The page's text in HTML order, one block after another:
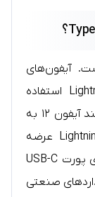
آیفون‌های
قدیمی‌تر از کابل USB Type-A به Lightning استفاده
می‌کنند، در حالی که مدل‌های جدیدتر (مانند آیفون ۱۲ به
بعد) همراه با کابل USB Type-C به Lightning عرضه
می‌شوند. از آیفون ۱۵ به بعد، آیفون‌ها دارای پورت USB-C
صنعتی